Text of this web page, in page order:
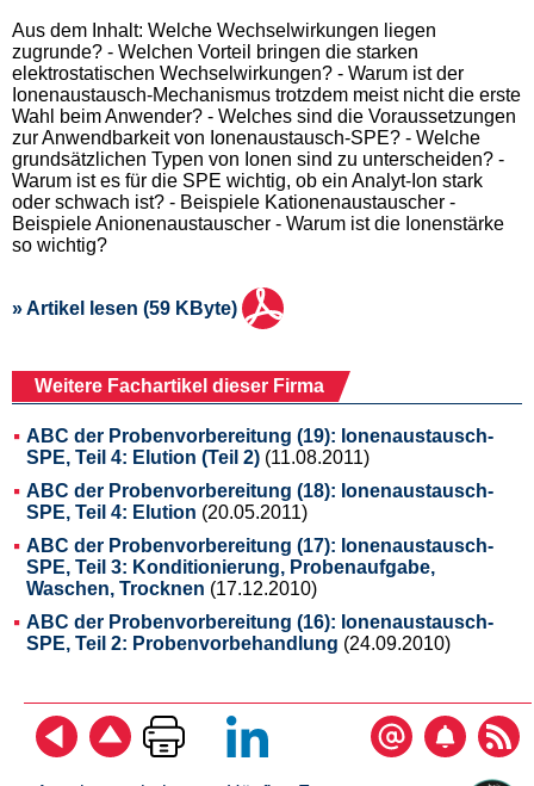
Aus dem Inhalt: Welche Wechselwirkungen liegen
zugrunde? - Welchen Vorteil bringen die starken
elektrostatischen Wechselwirkungen? - Warum ist der
Ionenaustausch-Mechanismus trotzdem meist nicht die erste
Wahl beim Anwender? - Welches sind die Voraussetzungen
zur Anwendbarkeit von Ionenaustausch-SPE? - Welche
grundsätzlichen Typen von Ionen sind zu unterscheiden? -
Warum ist es für die SPE wichtig, ob ein Analyt-Ion stark
oder schwach ist? - Beispiele Kationenaustauscher -
Beispiele Anionenaustauscher - Warum ist die Ionenstärke
so wichtig?
» Artikel lesen (59 KByte)
Weitere Fachartikel dieser Firma
ABC der Probenvorbereitung (19): Ionenaustausch-
SPE, Teil 4: Elution (Teil 2) (11.08.2011)
ABC der Probenvorbereitung (18): Ionenaustausch-
SPE, Teil 4: Elution (20.05.2011)
ABC der Probenvorbereitung (17): Ionenaustausch-
SPE, Teil 3: Konditionierung, Probenaufgabe,
Waschen, Trocknen (17.12.2010)
ABC der Probenvorbereitung (16): Ionenaustausch-
SPE, Teil 2: Probenvorbehandlung (24.09.2010)